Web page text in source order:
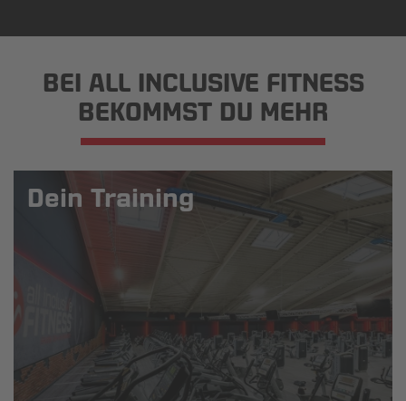
BEI ALL INCLUSIVE FITNESS
BEKOMMST DU MEHR
Dein Training